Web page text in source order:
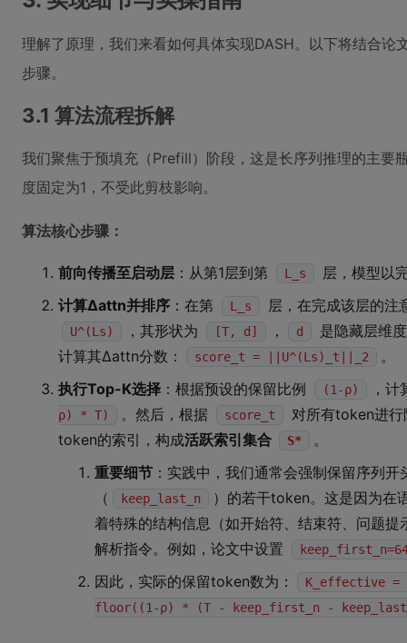
理解了原理，我们来看如何具体实现DASH。以下将结合论
步骤。
3.1 算法流程拆解
我们聚焦于预填充（Prefill）阶段，这是长序列推理的主要
度固定为1，不受此剪枝影响。
算法核心步骤：
前向传播至启动层 ：从第1层到第 L_s
层，模型以
计算Δattn并排序 ：在第 L_s 层，在完成该层的注
U^(Ls) ，其形状为 [T, d] ， d
是隐藏层维
计算其Δattn分数：
score_t = ||U^(Ls)_t||_2
。
执行Top-K选择 ：根据预设的保留比例 (1-ρ) ，
ρ) * T) 。然后，根据 score_t
对所有token进
token的索引，构成活跃索引集合 S*
。
重要细节 ：实践中，我们通常会强制保留序列开
（
keep_last_n
）的若干token。这是因为在
着特殊的结构信息（如开始符、结束符、问题
解析指令。例如，论文中设置
因此，实际的保留token数为：
K_effective =
floor((1-ρ) * (T - keep_first_n -